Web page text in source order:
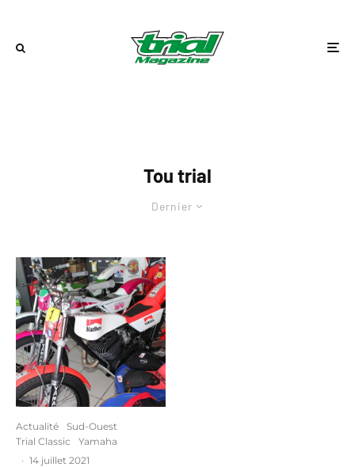
Tou trial
Dernier
Actualité
Sud-Ouest
Trial Classic
Yamaha
· 14 juillet 2021